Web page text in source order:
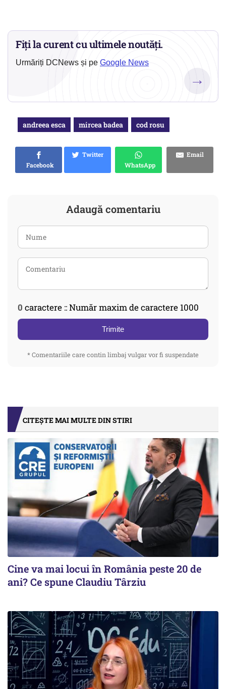
Fiți la curent cu ultimele noutăți.
Urmăriți DCNews și pe Google News
→
andreea esca mircea badea cod rosu
Facebook
Twitter
WhatsApp
Email
Adaugă comentariu
0 caractere :: Număr maxim de caractere 1000
Trimite
* Comentariile care contin limbaj vulgar vor fi suspendate
CITEȘTE MAI MULTE DIN STIRI
Cine va mai locui în România peste 20 de
ani? Ce spune Claudiu Târziu